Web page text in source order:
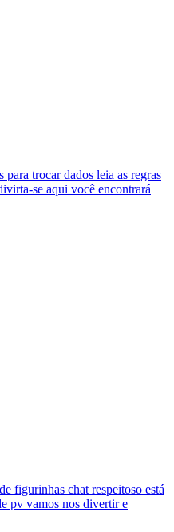
trocar dados leia as regras
se aqui você encontrará
figurinhas chat respeitoso está
pv vamos nos divertir e